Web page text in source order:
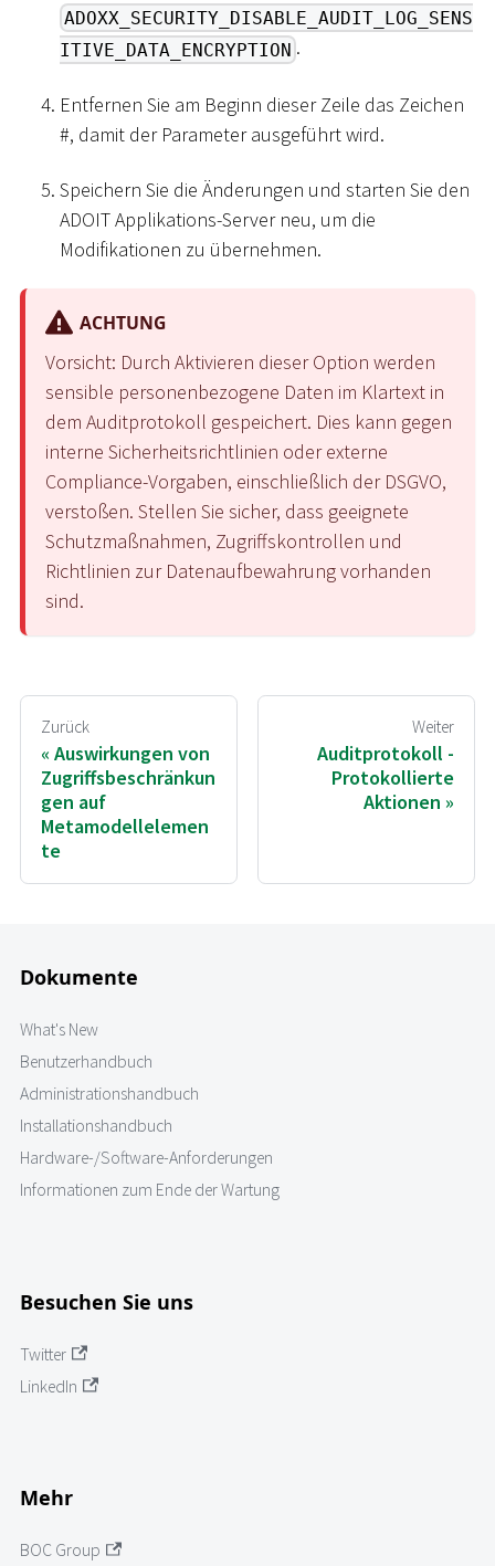
ADOXX_SECURITY_DISABLE_AUDIT_LOG_SENS
ITIVE_DATA_ENCRYPTION .
Entfernen Sie am Beginn dieser Zeile das Zeichen
#, damit der Parameter ausgeführt wird.
Speichern Sie die Änderungen und starten Sie den
ADOIT Applikations-Server neu, um die
Modifikationen zu übernehmen.
ACHTUNG
Vorsicht: Durch Aktivieren dieser Option werden
sensible personenbezogene Daten im Klartext in
dem Auditprotokoll gespeichert. Dies kann gegen
interne Sicherheitsrichtlinien oder externe
Compliance-Vorgaben, einschließlich der DSGVO,
verstoßen. Stellen Sie sicher, dass geeignete
Schutzmaßnahmen, Zugriffskontrollen und
Richtlinien zur Datenaufbewahrung vorhanden
sind.
Zurück
Auswirkungen von
Zugriffsbeschränkun
gen auf
Metamodellelemen
te
Weiter
Auditprotokoll -
Protokollierte
Aktionen
Dokumente
What's New
Benutzerhandbuch
Administrationshandbuch
Installationshandbuch
Hardware-/Software-Anforderungen
Informationen zum Ende der Wartung
Besuchen Sie uns
Twitter
LinkedIn
Mehr
BOC Group